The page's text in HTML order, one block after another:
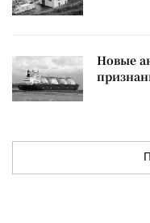
Новые